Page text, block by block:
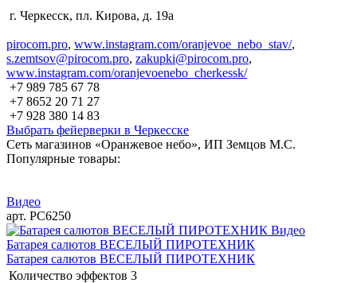
г. Черкесск, пл. Кирова, д. 19а
pirocom.pro, www.instagram.com/oranjevoe_nebo_stav/,
s.zemtsov@pirocom.pro, zakupki@pirocom.pro,
www.instagram.com/oranjevoenebo_cherkessk/
+7 989 785 67 78
+7 8652 20 71 27
+7 928 380 14 83
Выбрать фейерверки в Черкесске
Сеть магазинов «Оранжевое небо», ИП Земцов М.С.
Популярные товары:
Видео
арт. РС6250
Видео
Батарея салютов ВЕСЕЛЫЙ ПИРОТЕХНИК
Батарея салютов ВЕСЕЛЫЙ ПИРОТЕХНИК
Количество эффектов 3